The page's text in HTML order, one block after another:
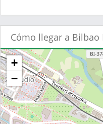
Cómo llegar a
+
−